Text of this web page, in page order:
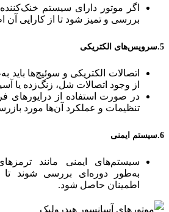
اگر موتور دارای سیستم
بررسی و تمیز شود تا از کارایی
5.سرویس‌های الکتریکی
اتصالات الکتریکی و سوئیچ‌ها
از وجود اتصالات شل، زنگ‌زده یا
تنظیمات و عملکرد آن‌ها مورد
6.سیستم ایمنی
سیستم‌های ایمنی مانند
به‌طور دوره‌ای بررسی شوند
اطمینان حاصل شود.